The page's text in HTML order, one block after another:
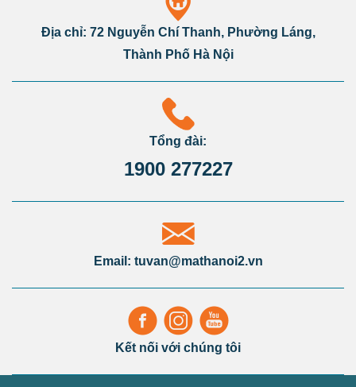
Địa chỉ: 72 Nguyễn Chí Thanh, Phường Láng,
Thành Phố Hà Nội
Tổng đài:
1900 277227
Email: tuvan@mathanoi2.vn
Kết nối với chúng tôi